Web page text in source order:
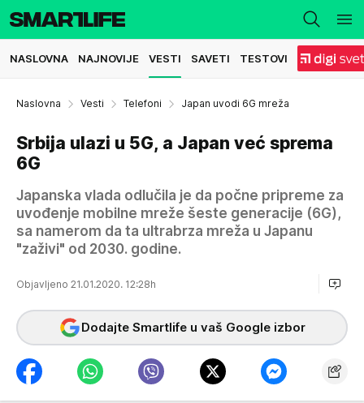
NASLOVNA NAJNOVIJE VESTI SAVETI TESTOVI
Naslovna Vesti Telefoni Japan uvodi 6G mreža
Srbija ulazi u 5G, a Japan već sprema
6G
Japanska vlada odlučila je da počne pripreme za
uvođenje mobilne mreže šeste generacije (6G),
sa namerom da ta ultrabrza mreža u Japanu
"zaživi" od 2030. godine.
Objavljeno 21.01.2020. 12:28h
Dodajte Smartlife u vaš Google izbor